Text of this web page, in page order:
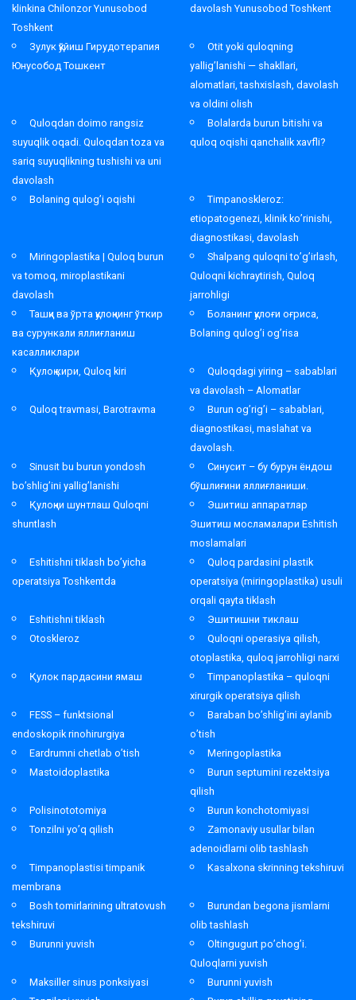
klinkina Chilonzor Yunusobod
Toshkent
davolash Yunusobod Toshkent
Зулук қўйиш Гирудотерапия
Юнусобод Тошкент
Otit yoki quloqning
yallig’lanishi — shakllari,
alomatlari, tashxislash, davolash
va oldini olish
Quloqdan doimo rangsiz
suyuqlik oqadi. Quloqdan toza va
sariq suyuqlikning tushishi va uni
davolash
Bolalarda burun bitishi va
quloq oqishi qanchalik xavfli?
Bolaning qulog’i oqishi
Timpanoskleroz:
etiopatogenezi, klinik ko’rinishi,
diagnostikasi, davolash
Miringoplastika | Quloq burun
va tomoq, miroplastikani
davolash
Shalpang quloqni to’g’irlash,
Quloqni kichraytirish, Quloq
jarrohligi
Ташқи ва ўрта қулоқнинг ўткир
ва сурункали яллиғланиш
касалликлари
Боланинг қулоғи оғриса,
Bolaning qulog’i og’risa
Қулоқ кири, Quloq kiri
Quloqdagi yiring – sabablari
va davolash – Alomatlar
Quloq travmasi, Barotravma
Burun og’rig’i – sabablari,
diagnostikasi, maslahat va
davolash.
Sinusit bu burun yondosh
bo’shlig’ini yallig’lanishi
Синусит – бу бурун ёндош
бўшлиғини яллиғланиши.
Қулоқни шунтлаш Quloqni
shuntlash
Эшитиш аппаратлар
Эшитиш мосламалари Eshitish
moslamalari
Eshitishni tiklash bo’yicha
operatsiya Toshkentda
Quloq pardasini plastik
operatsiya (miringoplastika) usuli
orqali qayta tiklash
Eshitishni tiklash
Эшитишни тиклаш
Otoskleroz
Quloqni operasiya qilish,
otoplastika, quloq jarrohligi narxi
Қулок пардасини ямаш
Timpanoplastika – quloqni
xirurgik operatsiya qilish
FESS – funktsional
endoskopik rinohirurgiya
Baraban bo’shlig’ini aylanib
o’tish
Eardrumni chetlab o’tish
Meringoplastika
Mastoidoplastika
Burun septumini rezektsiya
qilish
Polisinototomiya
Burun konchotomiyasi
Tonzilni yo’q qilish
Zamonaviy usullar bilan
adenoidlarni olib tashlash
Timpanoplastisi timpanik
membrana
Kasalxona skrinning tekshiruvi
Bosh tomirlarining ultratovush
tekshiruvi
Burundan begona jismlarni
olib tashlash
Burunni yuvish
Oltingugurt po’chog’i.
Quloqlarni yuvish
Maksiller sinus ponksiyasi
Burunni yuvish